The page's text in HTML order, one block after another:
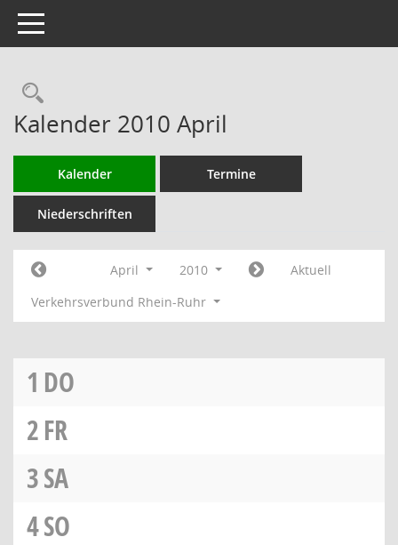
Toggle navigation
Rechercheauswahl
Kalender 2010 April
Kalender Termine
Niederschriften
April 2010
Aktuell
Verkehrsverbund Rhein-Ruhr
1 DO
2FR
3SA
4SO